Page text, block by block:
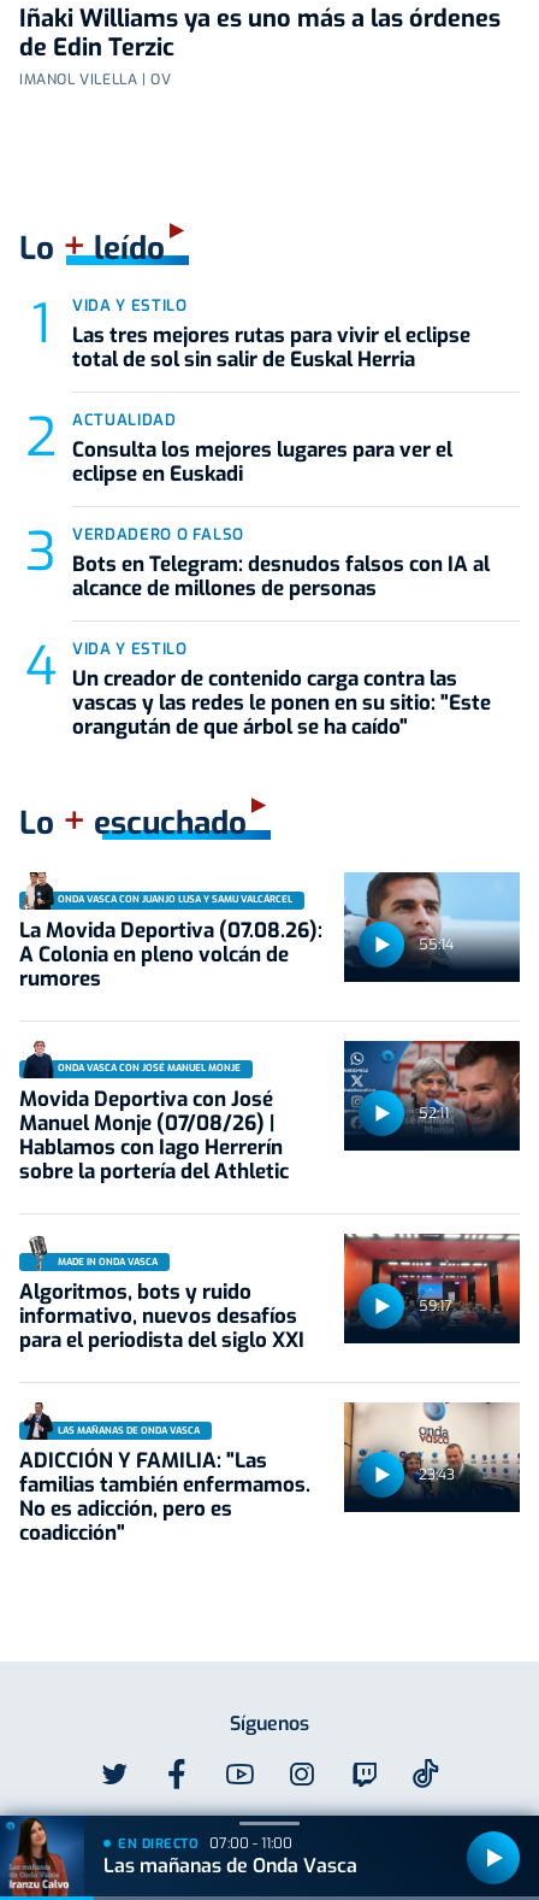
Iñaki Williams ya es uno más a las órdenes
de Edin Terzic
IMANOL VILELLA | OV
Lo +leído
VIDA Y ESTILO
Las tres mejores rutas para vivir el eclipse
total de sol sin salir de Euskal Herria
ACTUALIDAD
Consulta los mejores lugares para ver el
eclipse en Euskadi
VERDADERO O FALSO
Bots en Telegram: desnudos falsos con IA al
alcance de millones de personas
VIDA Y ESTILO
Un creador de contenido carga contra las
vascas y las redes le ponen en su sitio: "Este
orangután de que árbol se ha caído"
Lo + escuchado
55:14
ONDA VASCA CON JUANJO LUSA Y SAMU VALCÁRCEL
La Movida Deportiva (07.08.26):
A Colonia en pleno volcán de
rumores
52:11
ONDA VASCA CON JOSÉ MANUEL MONJE
Movida Deportiva con José
Manuel Monje (07/08/26) |
Hablamos con Iago Herrerín
sobre la portería del Athletic
59:17
MADE IN ONDA VASCA
Algoritmos, bots y ruido
informativo, nuevos desafíos
para el periodista del siglo XXI
23:43
LAS MAÑANAS DE ONDA VASCA
ADICCIÓN Y FAMILIA: "Las
familias también enfermamos.
No es adicción, pero es
coadicción"
Síguenos
Descárgate nuestra App
EN DIRECTO 07:00 - 11:00
Las mañanas de Onda Vasca